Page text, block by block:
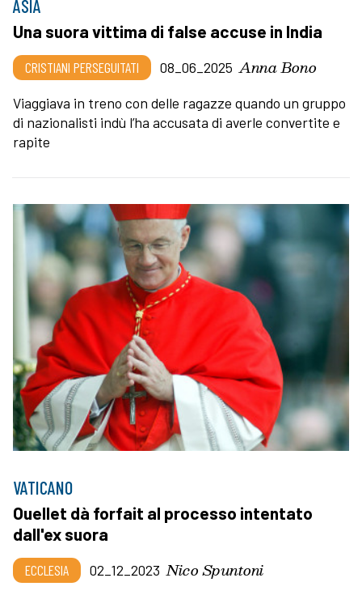
ASIA
Una suora vittima di false accuse in India
CRISTIANI PERSEGUITATI 08_06_2025 Anna Bono
Viaggiava in treno con delle ragazze quando un gruppo
di nazionalisti indù l’ha accusata di averle convertite e
rapite
VATICANO
Ouellet dà forfait al processo intentato
dall'ex suora
ECCLESIA 02_12_2023 Nico Spuntoni